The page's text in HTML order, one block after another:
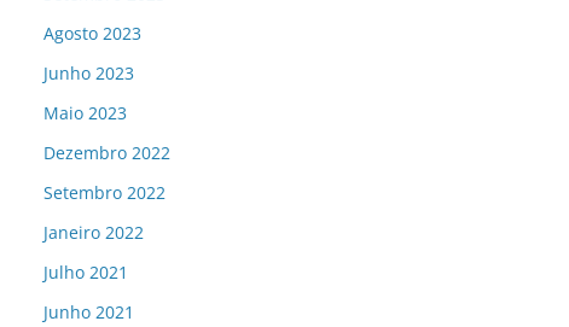
Agosto 2023
Junho 2023
Maio 2023
Dezembro 2022
Setembro 2022
Janeiro 2022
Julho 2021
Junho 2021